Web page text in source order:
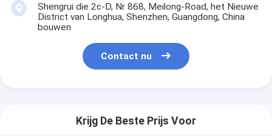
Shengrui die 2c-D, Nr 868, Meilong-Road, het Nieuwe
District van Longhua, Shenzhen, Guangdong, China
bouwen
Contact nu
Krijg De Beste Prijs Voor